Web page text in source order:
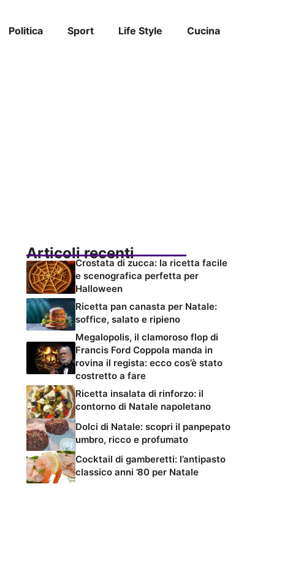
Politica Sport Life Style Cucina
Articoli recenti
Crostata di zucca: la ricetta facile
e scenografica perfetta per
Halloween
Ricetta pan canasta per Natale:
soffice, salato e ripieno
Megalopolis, il clamoroso flop di
Francis Ford Coppola manda in
rovina il regista: ecco cos’è stato
costretto a fare
Ricetta insalata di rinforzo: il
contorno di Natale napoletano
Dolci di Natale: scopri il panpepato
umbro, ricco e profumato
Cocktail di gamberetti: l’antipasto
classico anni ’80 per Natale